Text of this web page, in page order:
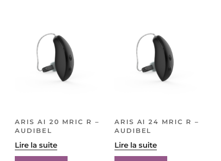
ARIS AI 20 MRIC R –
AUDIBEL
Lire la suite
ARIS AI 24 MRIC R –
AUDIBEL
Lire la suite